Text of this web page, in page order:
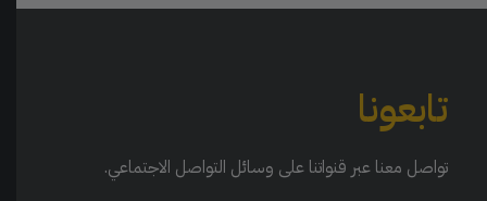
تابعونا
تواصل معنا عبر قنواتنا على وسائل التواصل الاجتماعي.